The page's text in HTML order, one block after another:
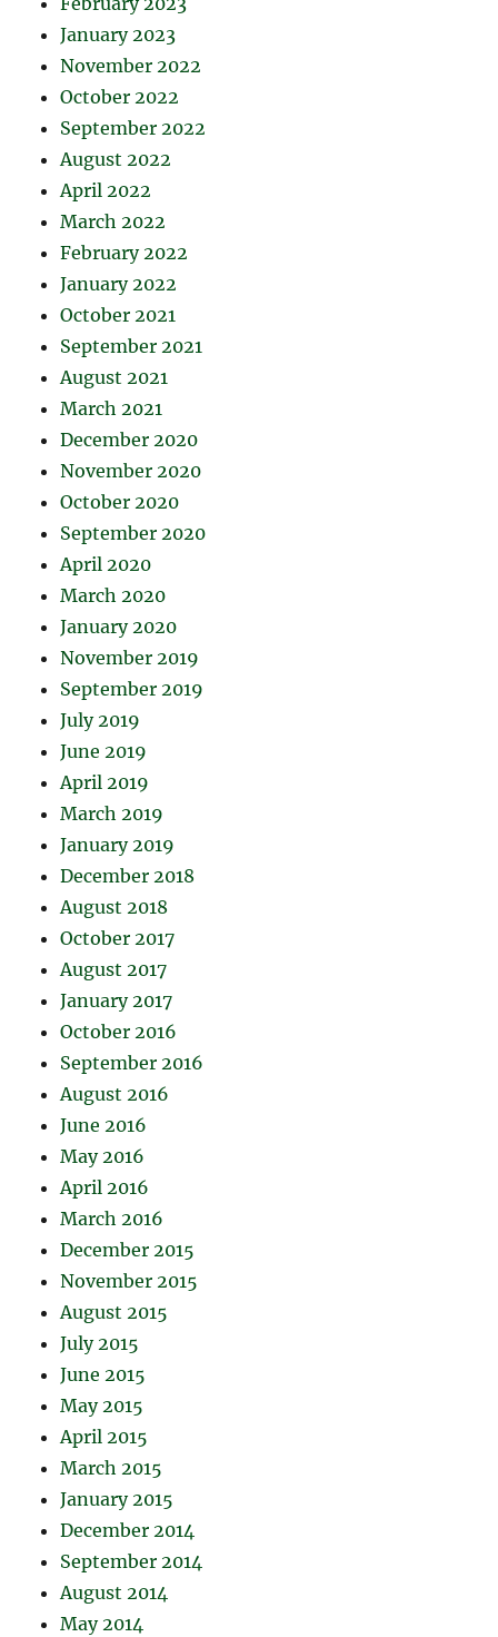
January 2023
November 2022
October 2022
September 2022
August 2022
April 2022
March 2022
February 2022
January 2022
October 2021
September 2021
August 2021
March 2021
December 2020
November 2020
October 2020
September 2020
April 2020
March 2020
January 2020
November 2019
September 2019
July 2019
June 2019
April 2019
March 2019
January 2019
December 2018
August 2018
October 2017
August 2017
January 2017
October 2016
September 2016
August 2016
June 2016
May 2016
April 2016
March 2016
December 2015
November 2015
August 2015
July 2015
June 2015
May 2015
April 2015
March 2015
January 2015
December 2014
September 2014
August 2014
May 2014